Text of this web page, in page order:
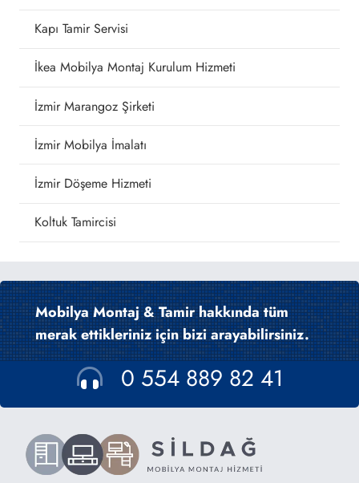
Kapı Tamir Servisi
İkea Mobilya Montaj Kurulum Hizmeti
İzmir Marangoz Şirketi
İzmir Mobilya İmalatı
İzmir Döşeme Hizmeti
Koltuk Tamircisi
Mobilya Montaj & Tamir hakkında tüm
merak ettikleriniz için bizi arayabilirsiniz.
0 554 889 82 41